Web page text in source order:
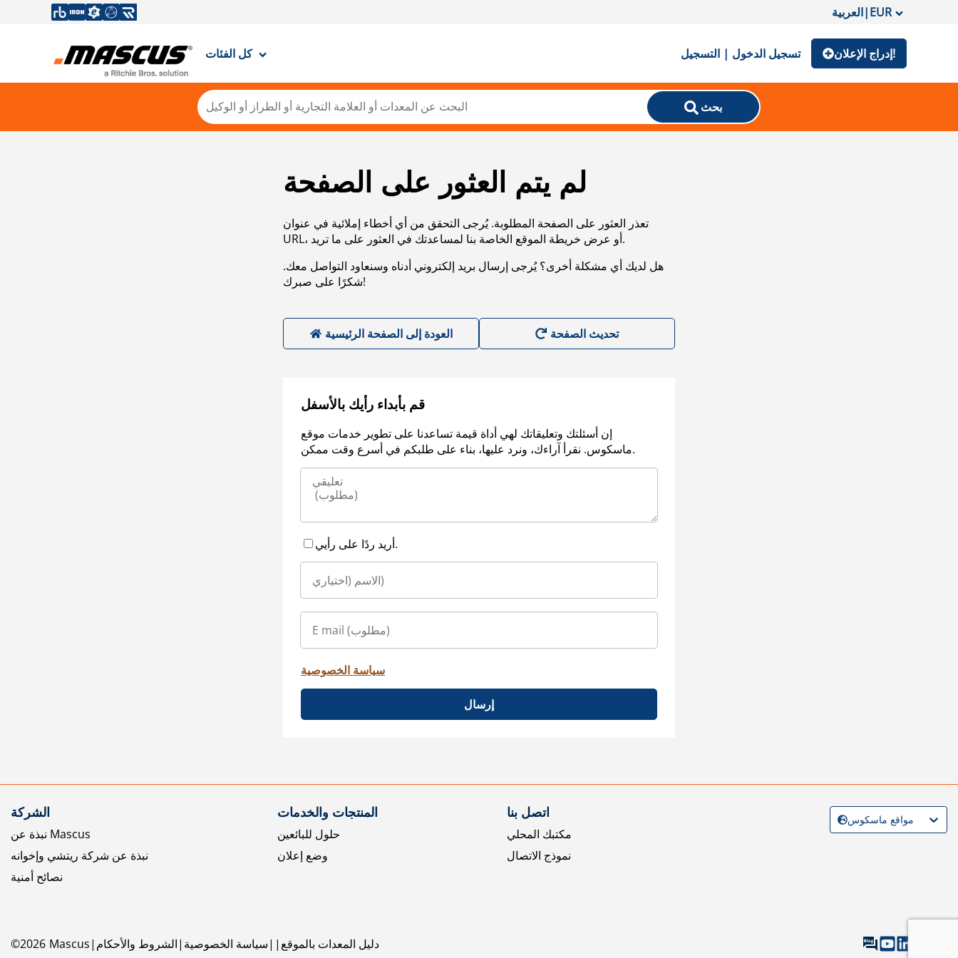
العربية|EUR
كل الفئات تسجيل الدخول | التسجيل إدراج الإعلان!
بحث
لم يتم العثور على الصفحة
تعذر العثور على الصفحة المطلوبة. يُرجى التحقق من أي أخطاء إملائية في عنوان
URL، أو عرض خريطة الموقع الخاصة بنا لمساعدتك في العثور على ما تريد.
هل لديك أي مشكلة أخرى؟ يُرجى إرسال بريد إلكتروني أدناه وسنعاود التواصل معك.
شكرًا على صبرك!
العودة إلى الصفحة الرئيسية
قم بأبداء رأيك بالأسفل
إن أسئلتك وتعليقاتك لهي أداة قيمة تساعدنا على تطوير خدمات موقع
ماسكوس. نقرأ آراءك، ونرد عليها، بناء على طلبكم في أسرع وقت ممكن.
أريد ردًا على رأيي.
سياسة الخصوصية
إرسال
الشركة
نبذة عن Mascus
نبذة عن شركة ريتشي وإخوانه
نصائح أمنية
المنتجات والخدمات
حلول للبائعين
وضع إعلان
اتصل بنا
مكتبك المحلي
نموذج الاتصال
©2026 Mascus الشروط والأحكام سياسة الخصوصية دليل المعدات بالموقع
مواقع ماسكوس